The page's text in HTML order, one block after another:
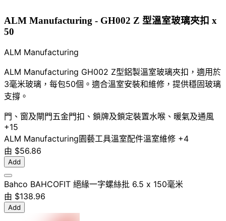
ALM Manufacturing - GH002 Z 型溫室玻璃夾扣 x
50
ALM Manufacturing
ALM Manufacturing GH002 Z型鋁製溫室玻璃夾扣，適用於
3毫米玻璃，每包50個。適合溫室安裝和維修，提供穩固玻璃
支撐。
門、窗及閘門五金門扣、鎖牌及鎖定裝置水喉、暖氣及通風
+15
ALM Manufacturing園藝工具溫室配件溫室維修 +4
由 $56.86
Add
Bahco BAHCOFIT 絕緣一字螺絲批 6.5 x 150毫米
由 $138.96
Add